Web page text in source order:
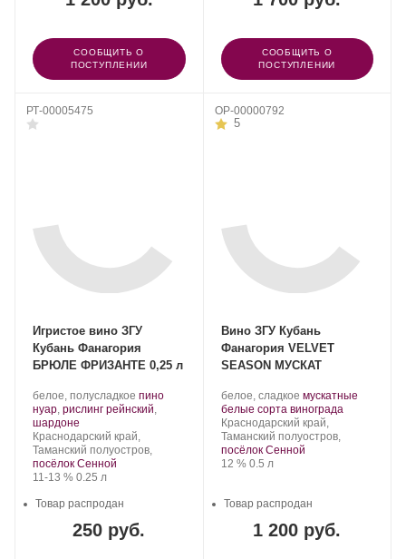
СООБЩИТЬ О
ПОСТУПЛЕНИИ
СООБЩИТЬ О
ПОСТУПЛЕНИИ
РТ-00005475
Игристое вино ЗГУ
Кубань Фанагория
БРЮЛЕ ФРИЗАНТЕ 0,25 л
Производитель:
Фанагория.
белое, полусладкое .
Сорт
пино
нуар, рислинг рейнский,
шардоне
Регион:
Краснодарский край,
Таманский полуостров,
посёлок Сенной
Крепость
11-13 %. Объем
0.25 л
250 руб.
Товар распродан
OP-00000792
5
Вино ЗГУ Кубань
Фанагория VELVET
SEASON МУСКАТ
Производитель:
Фанагория.
белое, сладкое .
Сорт
винограда:
мускатные
белые сорта винограда.
Регион:
Краснодарский край,
Таманский полуостров,
посёлок Сенной
Крепость
12 %. Объем
0.5 л
1 200 руб.
Товар распродан